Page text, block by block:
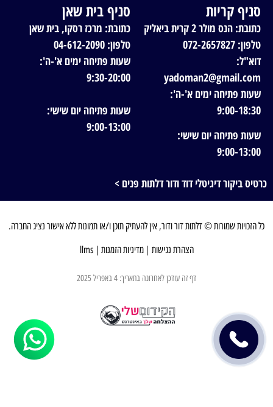
סניף קריות
כתובת: הנס מולר 2 קרית ביאליק
טלפון: 072-2657827
דוא"ל:
yadoman2@gmail.com
שעות פתיחה ימים א'-ה':
9:00-18:30
שעות פתיחה יום שישי:
9:00-13:00
סניף בית שאן
כתובת: מרכז רסקו, בית שאן
טלפון: 04-612-2090
שעות פתיחה ימים א'-ה':
9:30-20:00
שעות פתיחה יום שישי:
9:00-13:00
כרטיס ביקור דיגיטלי דוד ודור דלתות פנים >
כל הזכויות שמורות © דלתות דור ודור, אין להעתיק תוכן ו/או תמונות ללא אישור נציג החברה.
הצהרת נגישות |מדיניות הזמנות |
llms
דף זה עודכן לאחרונה בתאריך: 4 באפריל 2025